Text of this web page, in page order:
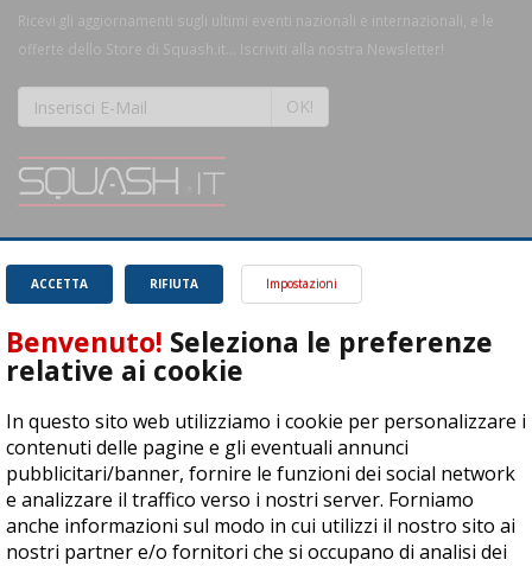
Ricevi gli aggiornamenti sugli ultimi eventi nazionali e internazionali, e le
offerte dello Store di Squash.it... Iscriviti alla nostra Newsletter!
OK!
magnifico sport.
Leggi
RIFIUTA
ACCETTA Impostazioni
Benvenuto! Seleziona le preferenze
relative ai cookie
In questo sito web utilizziamo i cookie per personalizzare i
contenuti delle pagine e gli eventuali annunci
pubblicitari/banner, fornire le funzioni dei social network
e analizzare il traffico verso i nostri server. Forniamo
anche informazioni sul modo in cui utilizzi il nostro sito ai
nostri partner e/o fornitori che si occupano di analisi dei
ASD Let's Sport - Via T. Olivelli 3, 25014 Castenedolo (BS) - P. Iva:
04278030988
© Copyright 2015 | All Rights Reserved - Powered byDynDevice
Privacy Policy Cookie Policy Accessibilità Sitemap